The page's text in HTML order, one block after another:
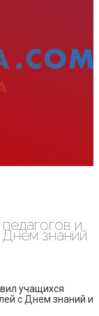
и
знаний
учащихся
с Днем знаний и